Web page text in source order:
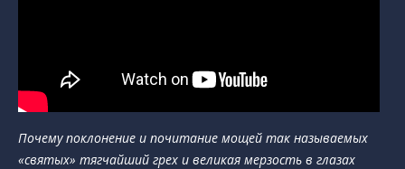
Почему поклонение и почитание мощей так называемых
«святых» тягчайший грех и великая мерзость в глазах